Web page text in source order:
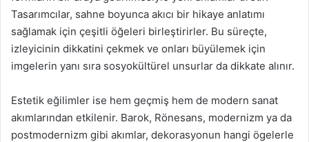
Tasarımcılar, sahne boyunca akıcı bir hikaye anlatımı
sağlamak için çeşitli öğeleri birleştirirler. Bu süreçte,
izleyicinin dikkatini çekmek ve onları büyülemek için
imgelerin yanı sıra sosyokültürel unsurlar da dikkate alınır.
Estetik eğilimler ise hem geçmiş hem de modern sanat
akımlarından etkilenir. Barok, Rönesans, modernizm ya da
postmodernizm gibi akımlar, dekorasyonun hangi ögelerle